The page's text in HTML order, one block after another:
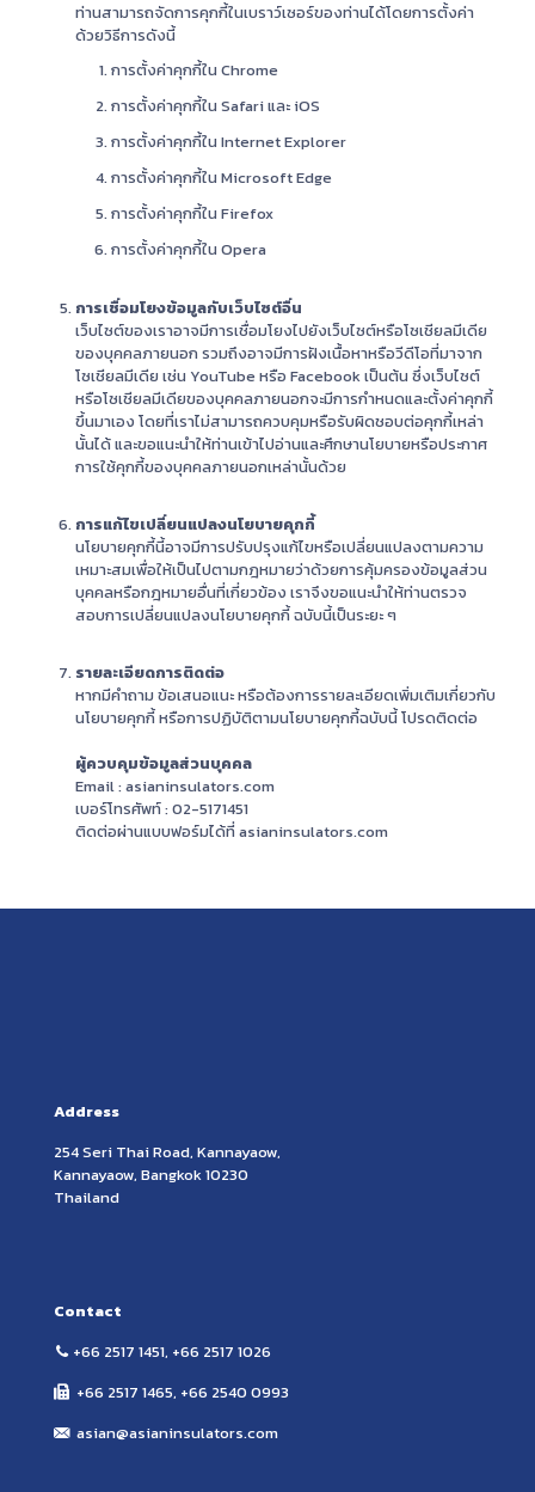
ท่านสามารถจัดการคุกกี้ในเบราว์เซอร์ของท่านได้โดยการตั้งค่า
ด้วยวิธีการดังนี้
การตั้งค่าคุกกี้ใน Chrome
การตั้งค่าคุกกี้ใน Safari และ iOS
การตั้งค่าคุกกี้ใน Internet Explorer
การตั้งค่าคุกกี้ใน Microsoft Edge
การตั้งค่าคุกกี้ใน Firefox
การตั้งค่าคุกกี้ใน Opera
การเชื่อมโยงข้อมูลกับเว็บไซต์อื่น
เว็บไซต์ของเราอาจมีการเชื่อมโยงไปยังเว็บไซต์หรือโซเชียลมีเดีย
ของบุคคลภายนอก รวมถึงอาจมีการฝังเนื้อหาหรือวีดีโอที่มาจาก
โซเชียลมีเดีย เช่น YouTube หรือ Facebook เป็นต้น ซึ่งเว็บไซต์
หรือโซเชียลมีเดียของบุคคลภายนอกจะมีการกำหนดและตั้งค่าคุกกี้
ขึ้นมาเอง โดยที่เราไม่สามารถควบคุมหรือรับผิดชอบต่อคุกกี้เหล่า
นั้นได้ และขอแนะนำให้ท่านเข้าไปอ่านและศึกษานโยบายหรือประกาศ
การใช้คุกกี้ของบุคคลภายนอกเหล่านั้นด้วย
การแก้ไขเปลี่ยนแปลงนโยบายคุกกี้
นโยบายคุกกี้นี้อาจมีการปรับปรุงแก้ไขหรือเปลี่ยนแปลงตามความ
เหมาะสมเพื่อให้เป็นไปตามกฎหมายว่าด้วยการคุ้มครองข้อมูลส่วน
บุคคลหรือกฎหมายอื่นที่เกี่ยวข้อง เราจึงขอแนะนำให้ท่านตรวจ
สอบการเปลี่ยนแปลงนโยบายคุกกี้ ฉบับนี้เป็นระยะ ๆ
รายละเอียดการติดต่อ
หากมีคำถาม ข้อเสนอแนะ หรือต้องการรายละเอียดเพิ่มเติมเกี่ยวกับ
นโยบายคุกกี้ หรือการปฏิบัติตามนโยบายคุกกี้ฉบับนี้ โปรดติดต่อ
ผู้ควบคุมข้อมูลส่วนบุคคล
Email : asianinsulators.com
เบอร์โทรศัพท์ : 02-5171451
ติดต่อผ่านแบบฟอร์มได้ที่ asianinsulators.com
Address
254 Seri Thai Road, Kannayaow,
Kannayaow, Bangkok 10230
Thailand
Contact
+66 2517 1451, +66 2517 1026
+66 2517 1465, +66 2540 0993
asian@asianinsulators.com